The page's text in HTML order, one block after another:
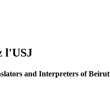
l'USJ
and Interpreters of Beirut